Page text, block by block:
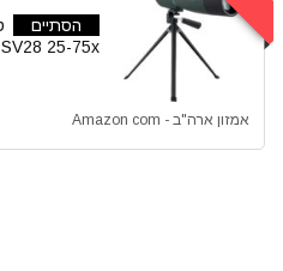
הסתיים
SV28 25-75x
אמזון ארה"ב - Amazon com